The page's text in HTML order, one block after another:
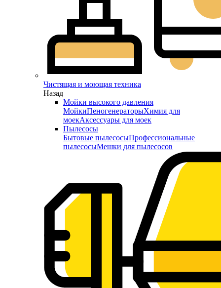
Чистящая и моющая техника
Назад
Мойки высокого давления
МойкиПеногенераторыХимия для
моекАксессуары для моек
Пылесосы
Бытовые пылесосыПрофессиональные
пылесосыМешки для пылесосов